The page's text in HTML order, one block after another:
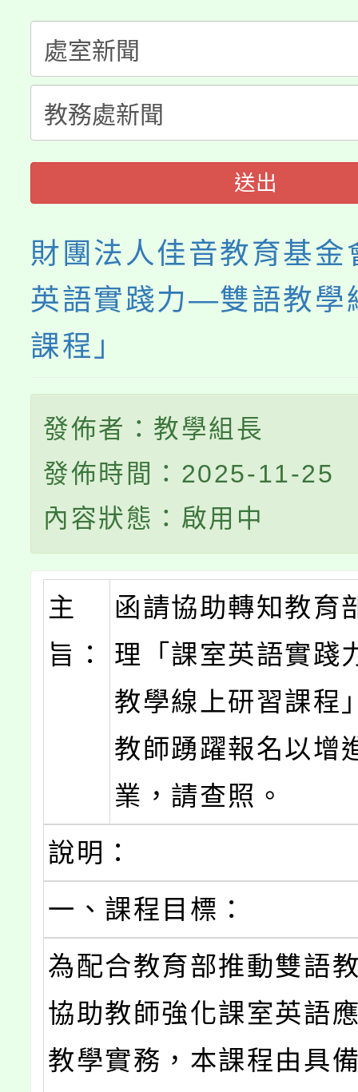
半價優惠，詳情可洽有
者。
份教師研習
淨零綠生活教案入校路
會
115年食農教育專業人
程
送出
財團法人佳音教育基金
英語實踐力—雙語教學
課程」
發佈者：教學組長
發佈時間：2025-11-25
內容狀態：啟用中
主
旨：
函請協助轉知教育
理「課室英語實
教學線上研習課程
教師踴躍報名以增
業，請查照。
說明：
一、課程目標：
為配合教育部推動雙語
協助教師強化課室英語
教學實務，本課程由具